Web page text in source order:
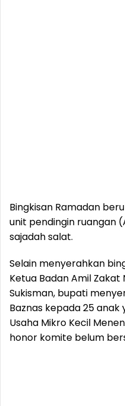
Bingkisan Ramadan
unit pendingin ruangan
sajadah salat.
Selain menyerahkan
Ketua Badan Amil Zakat
Sukisman, bupati
Baznas kepada 25 anak
Usaha Mikro Kecil
honor komite belum